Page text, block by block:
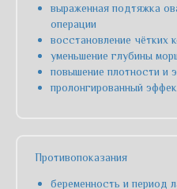
выраженная подтяжка
операции
восстановление чётких
уменьшение глубины
повышение плотности и
пролонгированный
Противопоказания
беременность и период